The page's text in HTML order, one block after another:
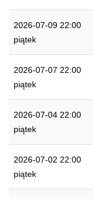
2026-07-09 22:00
piątek
2026-07-07 22:00
piątek
2026-07-04 22:00
piątek
2026-07-02 22:00
piątek